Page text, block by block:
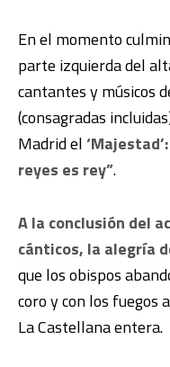
En el momento
parte izquierda del
cantantes y músicos
(consagradas
Madrid el
reyes es rey”.
A la conclusión del
cánticos, la alegría
que los obispos
coro y con los
La Castellana entera.